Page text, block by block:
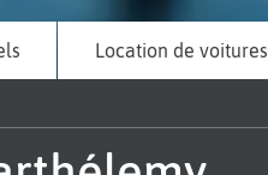
Location de voitures